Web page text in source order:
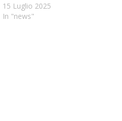
15 Luglio 2025
In "news"